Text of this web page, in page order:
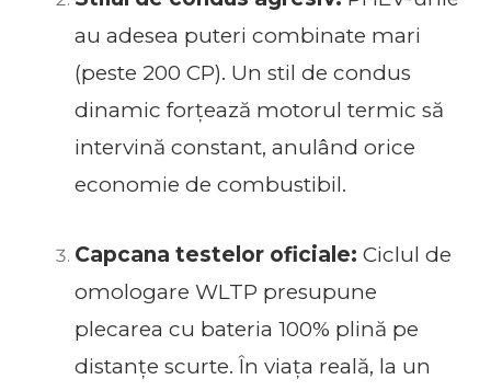
au adesea puteri combinate mari
(peste 200 CP). Un stil de condus
dinamic forțează motorul termic să
intervină constant, anulând orice
economie de combustibil.
Capcana testelor oficiale: Ciclul de
omologare WLTP presupune
plecarea cu bateria 100% plină pe
distanțe scurte. În viața reală, la un